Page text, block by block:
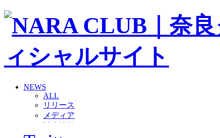
NEWS
ALL
リリース
メディア
グッズ